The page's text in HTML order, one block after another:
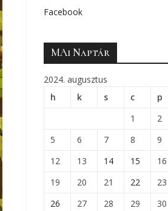
Facebook
MAi Naptár
2024. augusztus
h
k s c p
1 2
5
6 7 8 9
12
13 14 15 16
19
20 21 22 23
26
27 28 29 30